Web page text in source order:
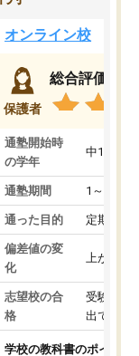
オンライン校
保護者
総合評価
通塾開始時
の学年
中1
通塾期間 1～3ヵ月
通った目的 定期テス
偏差値の変
化
上がった
志望校の合
格
受験して
出ていな
学校の教科書のポイント